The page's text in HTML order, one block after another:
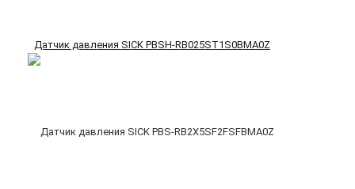
Датчик давления SICK PBSH-RB025ST1S0BMA0Z